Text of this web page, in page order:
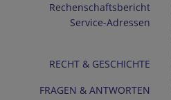
Rechenschaftsbericht
Service-Adressen
RECHT & GESCHICHTE
FRAGEN & ANTWORTEN